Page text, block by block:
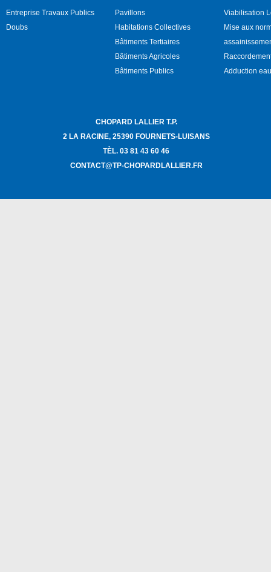
Entreprise Travaux Publics
Doubs
Pavillons
Habitations Collectives
Bâtiments Tertiaires
Bâtiments Agricoles
Bâtiments Publics
Viabilisation
Mise aux
Adduction
CHOPARD LALLIER T.P.
2 LA RACINE, 25390 FOURNETS-LUISANS
TÈL. 03 81 43 60 46
CONTACT@TP-CHOPARDLALLIER.FR